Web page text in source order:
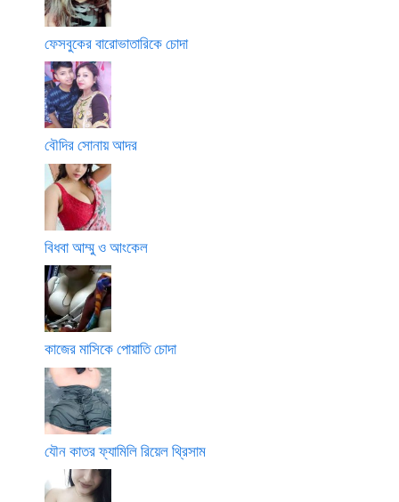
ফেসবুকের বারোভাতারিকে চোদা
বৌদির সোনায় আদর
বিধবা আম্মু ও আংকেল
কাজের মাসিকে পোয়াতি চোদা
যৌন কাতর ফ্যামিলি রিয়েল থ্রিসাম